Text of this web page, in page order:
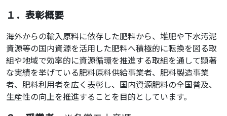
１．表彰概要
海外からの輸入原料に依存した肥料から、堆肥や下水汚泥
資源等の国内資源を活用した肥料へ積極的に転換を図る取
組や地域で効率的に資源循環を推進する取組を通して顕著
な実績を挙げている肥料原料供給事業者、肥料製造事業
者、肥料利用者を広く表彰し、国内資源肥料の全国普及、
生産性の向上を推進することを目的としています。